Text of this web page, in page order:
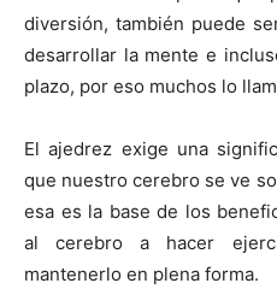
diversión, también puede
desarrollar la mente e
plazo, por eso muchos lo
El ajedrez exige una
que nuestro cerebro se ve
esa es la base de los
al cerebro a hacer
mantenerlo en plena forma.